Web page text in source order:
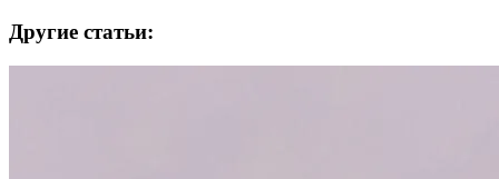
Другие статьи: